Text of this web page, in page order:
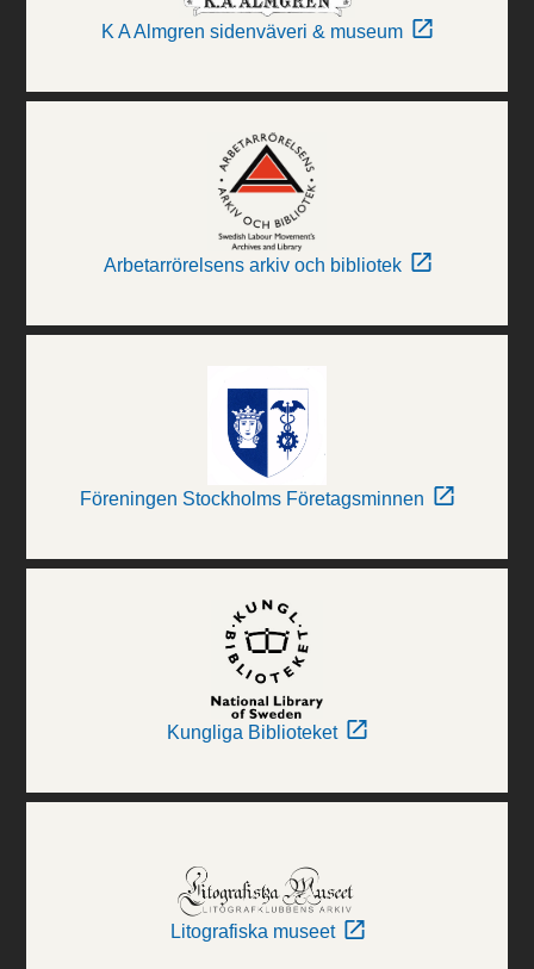
K A Almgren sidenväveri & museum
Arbetarrörelsens arkiv och bibliotek
Föreningen Stockholms Företagsminnen
Kungliga Biblioteket
Litografiska museet